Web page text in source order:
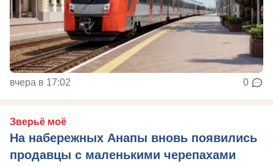
вчера в 17:02 0
Зверьё моё
На набережных Анапы вновь появились
продавцы с маленькими черепахами